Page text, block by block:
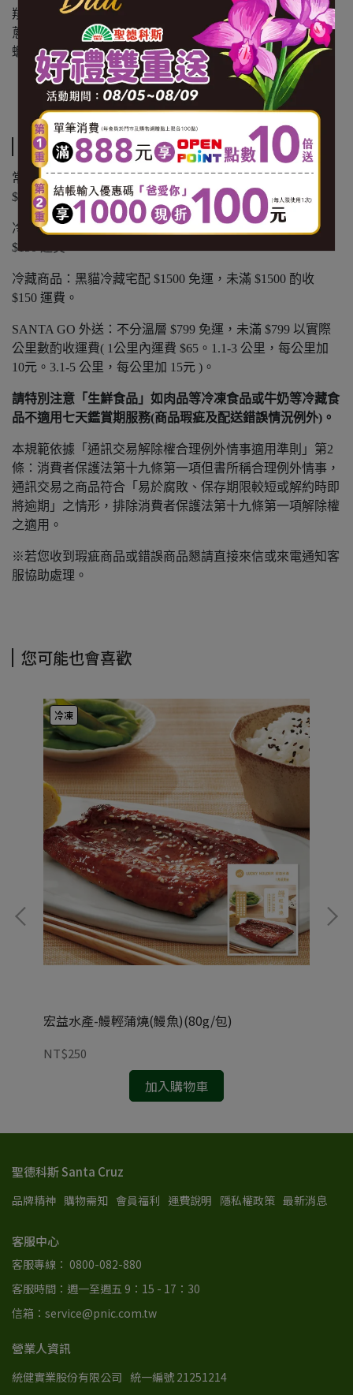
羧甲基纖維素鈉、多丙烯酸鈉、脂肪酸甘油脂)、雞油、洋
蔥、紅蘿蔔、醬油、韭菜、豬肉(台灣)、紅葱頭、糖、鹽、
蝦米、蝦皮、香菇、昆布抽出物、黑木耳、黑胡椒粉。
【內容量(重量)】250g/包
【保存期限(總效期)】540天
運送方式
常溫商品：黑貓常溫宅配 $1200 免運，未滿 $1200 酌收
$100 運費。
冷凍商品：黑貓冷凍宅配 $1500 免運，未滿 $1500 酌收
$150 運費。
冷藏商品：黑貓冷藏宅配 $1500 免運，未滿 $1500 酌收
$150 運費。
SANTA GO 外送：不分溫層 $799 免運，未滿 $799 以實際
公里數酌收運費( 1公里內運費 $65。1.1-3 公里，每公里加
10元。3.1-5 公里，每公里加 15元 )。
請特別注意「生鮮食品」如肉品等冷凍食品或牛奶等冷藏食
品不適用七天鑑賞期服務(商品瑕疵及配送錯誤情況例外)。
本規範依據「通訊交易解除權合理例外情事適用準則」第2
條：消費者保護法第十九條第一項但書所稱合理例外情事，
通訊交易之商品符合「易於腐敗、保存期限較短或解約時即
將逾期」之情形，排除消費者保護法第十九條第一項解除權
之適用。
※若您收到瑕疵商品或錯誤商品懇請直接來信或來電通知客
服協助處理。
您可能也會喜歡
冷凍
宏益水產-鰻輕蒲燒(鰻魚)(80g/包)
NT$250
加入購物車
聖德科斯 Santa Cruz
品牌精神 購物需知 會員福利 運費說明 隱私權政策 最新消息
客服中心
客服專線： 0800-082-880
客服時間：週一至週五 9：15 - 17：30
信箱：service@pnic.com.tw
營業人資訊
統健實業股份有限公司 統一編號 21251214